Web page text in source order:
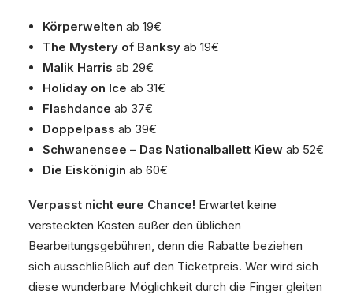
Körperwelten ab 19€
The Mystery of Banksy ab 19€
Malik Harris ab 29€
Holiday on Ice ab 31€
Flashdance ab 37€
Doppelpass ab 39€
Schwanensee – Das Nationalballett Kiew ab 52€
Die Eiskönigin ab 60€
Verpasst nicht eure Chance! Erwartet keine
versteckten Kosten außer den üblichen
Bearbeitungsgebühren, denn die Rabatte beziehen
sich ausschließlich auf den Ticketpreis. Wer wird sich
diese wunderbare Möglichkeit durch die Finger gleiten